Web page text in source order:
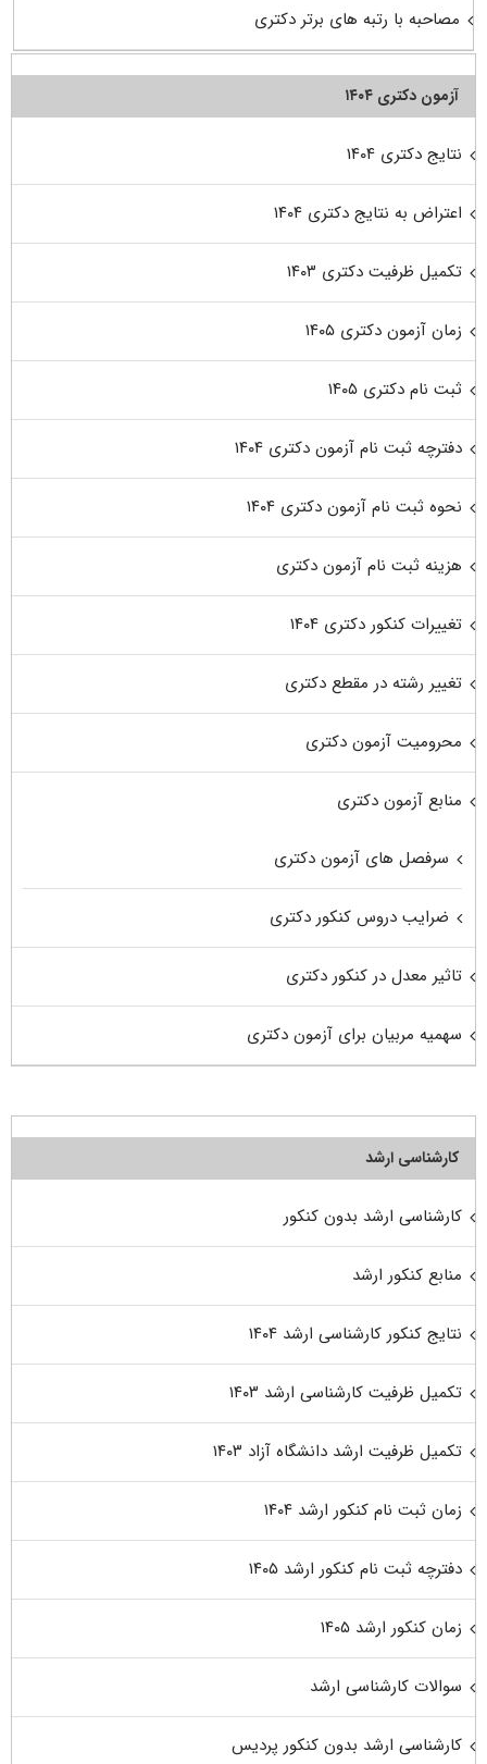
مصاحبه با رتبه های برتر دکتری
آزمون دکتری ۱۴۰۴
نتایج دکتری ۱۴۰۴
اعتراض به نتایج دکتری ۱۴۰۴
تکمیل ظرفیت دکتری ۱۴۰۳
زمان آزمون دکتری ۱۴۰۵
ثبت نام دکتری ۱۴۰۵
دفترچه ثبت نام آزمون دکتری ۱۴۰۴
نحوه ثبت نام آزمون دکتری ۱۴۰۴
هزینه ثبت نام آزمون دکتری
تغییرات کنکور دکتری ۱۴۰۴
تغییر رشته در مقطع دکتری
محرومیت آزمون دکتری
منابع آزمون دکتری
سرفصل های آزمون دکتری
ضرایب دروس کنکور دکتری
تاثیر معدل در کنکور دکتری
سهمیه مربیان برای آزمون دکتری
کارشناسی ارشد
کارشناسی ارشد بدون کنکور
منابع کنکور ارشد
نتایج کنکور کارشناسی ارشد ۱۴۰۴
تکمیل ظرفیت کارشناسی ارشد ۱۴۰۳
تکمیل ظرفیت ارشد دانشگاه آزاد ۱۴۰۳
زمان ثبت نام کنکور ارشد ۱۴۰۴
دفترچه ثبت نام کنکور ارشد ۱۴۰۵
زمان کنکور ارشد ۱۴۰۵
سوالات کارشناسی ارشد
کارشناسی ارشد بدون کنکور پردیس